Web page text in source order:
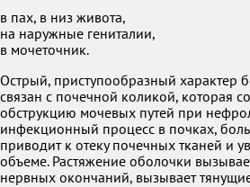
в пах, в низ живота,
на наружные гениталии,
в мочеточник.
Острый, приступообразный характер
связан с почечной коликой, которая
обструкцию мочевых путей при
инфекционный процесс в почках,
приводит к отеку почечных тканей и
объеме. Растяжение оболочки
нервных окончаний, вызывает